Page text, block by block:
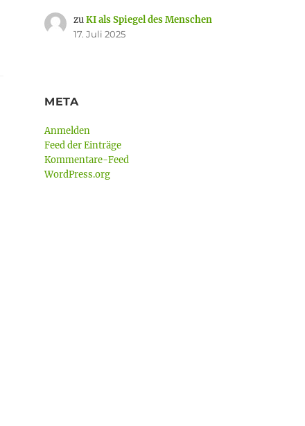
zuKI als Spiegel des Menschen
17. Juli 2025
META
Anmelden
Feed der Einträge
Kommentare-Feed
WordPress.org